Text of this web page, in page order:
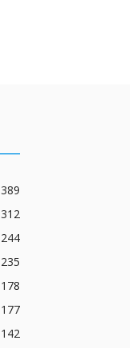
389
312
244
235
178
177
142